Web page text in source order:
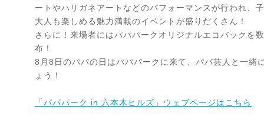
ートやハリガネアートなどのパフォーマンスが行われ、
大人も楽しめる魅力満載のイベントが盛りだくさん！
さらに！来場者にはパパパークオリジナルエコバックを
布！
8月8日のパパの日はパパパークに来て、パパ芸人と一緒
ょう！
「パパパーク in 六本木ヒルズ」ウェブページはこちら